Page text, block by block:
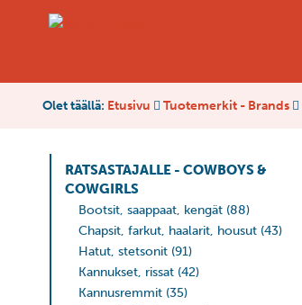
Olet täällä: Etusivu Tuotemerkit - Brands
RATSASTAJALLE - COWBOYS &
COWGIRLS
Bootsit, saappaat, kengät (88)
Chapsit, farkut, haalarit, housut (43)
Hatut, stetsonit (91)
Kannukset, rissat (42)
Kannusremmit (35)